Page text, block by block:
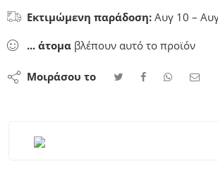
Εκτιμώμενη παράδοση: Αυγ 10 –
... άτομα βλέπουν αυτό το προϊόν
Μοιράσου το